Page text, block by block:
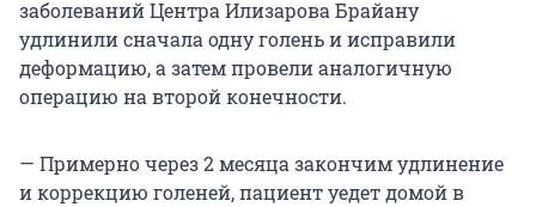
заболеваний Центра Илизарова Брайану
удлинили сначала одну голень и исправили
деформацию, а затем провели аналогичную
операцию на второй конечности.
— Примерно через 2 месяца закончим удлинение
и коррекцию голеней, пациент уедет домой в